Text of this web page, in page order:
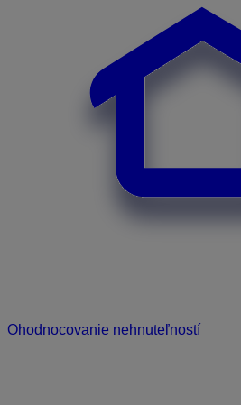
Ohodnocovanie nehnuteľností